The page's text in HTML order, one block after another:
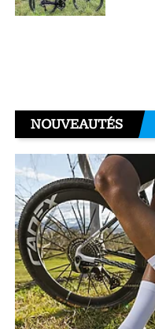
NOUVEAUTÉS